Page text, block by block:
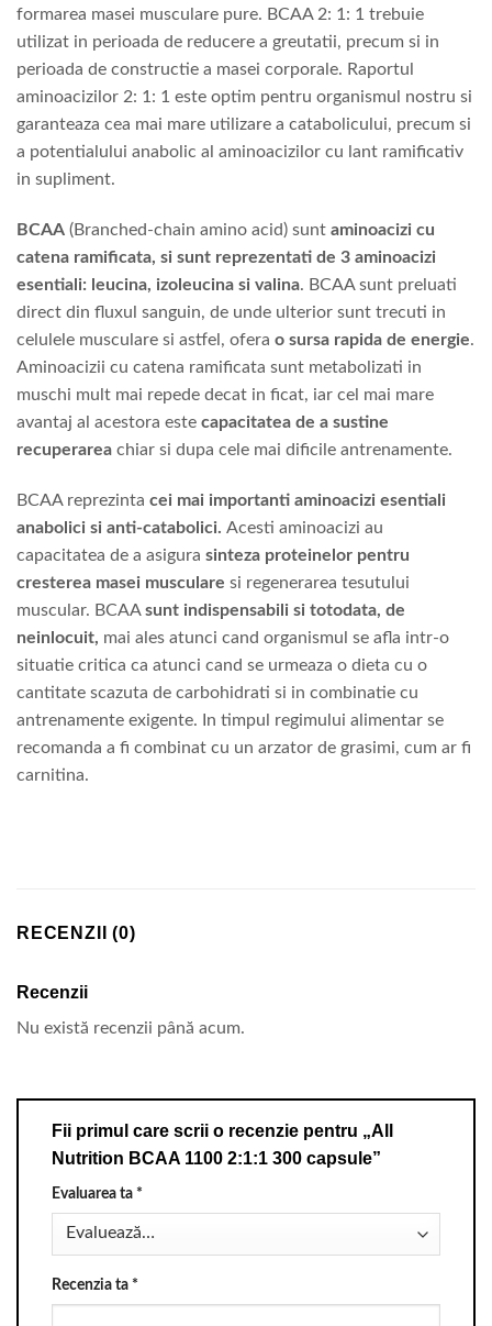
formarea masei musculare pure. BCAA 2: 1: 1 trebuie
utilizat in perioada de reducere a greutatii, precum si in
perioada de constructie a masei corporale. Raportul
aminoacizilor 2: 1: 1 este optim pentru organismul nostru si
garanteaza cea mai mare utilizare a catabolicului, precum si
a potentialului anabolic al aminoacizilor cu lant ramificativ
in supliment.
BCAA (Branched-chain amino acid) sunt aminoacizi cu
catena ramificata, si sunt reprezentati de 3 aminoacizi
esentiali: leucina, izoleucina si valina. BCAA sunt preluati
direct din fluxul sanguin, de unde ulterior sunt trecuti in
celulele musculare si astfel, ofera o sursa rapida de energie.
Aminoacizii cu catena ramificata sunt metabolizati in
muschi mult mai repede decat in ficat, iar cel mai mare
avantaj al acestora este capacitatea de a sustine
recuperarea chiar si dupa cele mai dificile antrenamente.
BCAA reprezinta cei mai importanti aminoacizi esentiali
anabolici si anti-catabolici. Acesti aminoacizi au
capacitatea de a asigura sinteza proteinelor pentru
cresterea masei musculare si regenerarea tesutului
muscular. BCAAsunt indispensabili si totodata, de
neinlocuit, mai ales atunci cand organismul se afla intr-o
situatie critica ca atunci cand se urmeaza o dieta cu o
cantitate scazuta de carbohidrati si in combinatie cu
antrenamente exigente. In timpul regimului alimentar se
recomanda a fi combinat cu un arzator de grasimi, cum ar fi
carnitina.
RECENZII (0)
Recenzii
Nu există recenzii până acum.
Fii primul care scrii o recenzie pentru „All
Nutrition BCAA 1100 2:1:1 300 capsule”
Evaluarea ta *
Recenzia ta *